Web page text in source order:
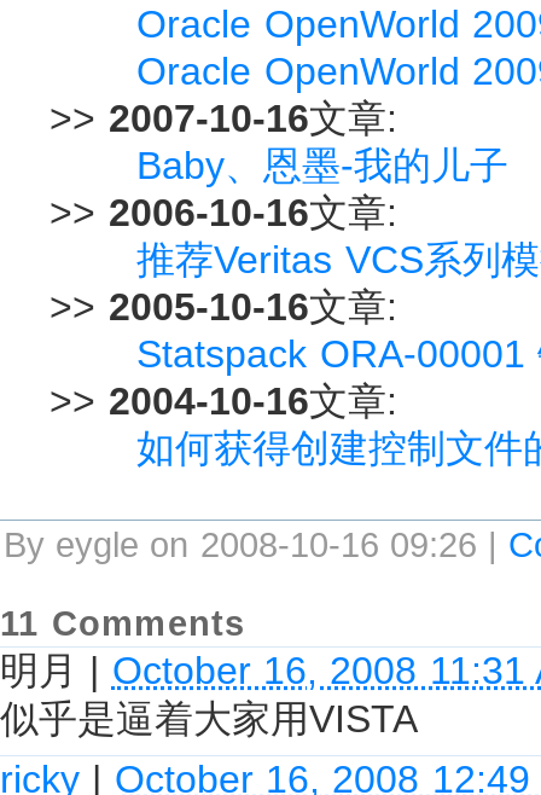
Oracle OpenWorld
Oracle OpenWorld
>> 2007-10-16文章:
Baby、恩墨-我的儿子
>> 2006-10-16文章:
推荐Veritas VCS系列
>> 2005-10-16文章:
Statspack ORA-00001
>> 2004-10-16文章:
如何获得创建控制文件
By eygle on 2008-10-16 09:26 |
11 Comments
明月 | October 16, 2008 11:31
似乎是逼着大家用VISTA
ricky | October 16, 2008 12:49